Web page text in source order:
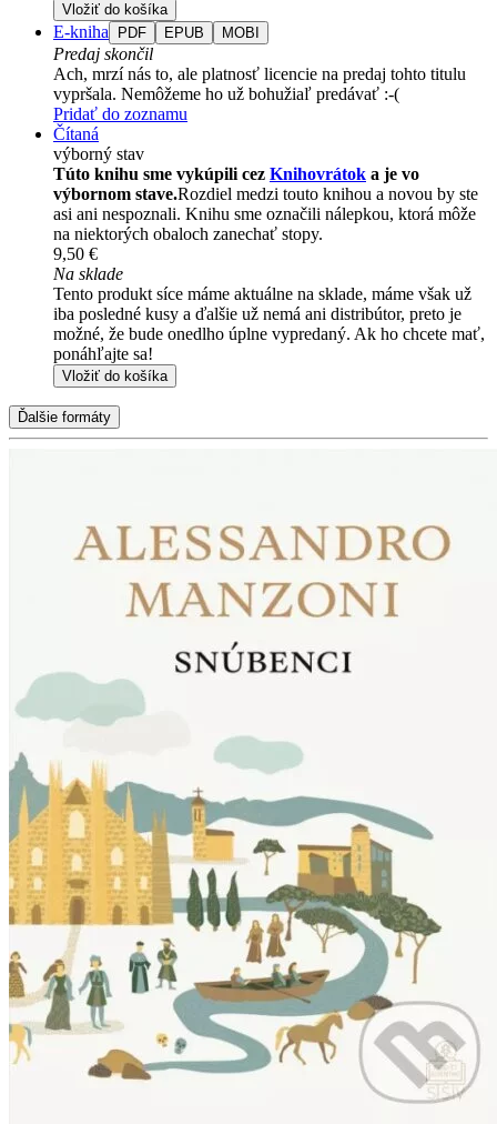
Vložiť do košíka
E-kniha PDF EPUB MOBI
Predaj skončil
Ach, mrzí nás to, ale platnosť licencie na predaj tohto titulu
vypršala. Nemôžeme ho už bohužiaľ predávať :-(
Pridať do zoznamu
Čítaná
výborný stav
Túto knihu sme vykúpili cez Knihovrátok a je vo
výbornom stave.Rozdiel medzi touto knihou a novou by ste
asi ani nespoznali. Knihu sme označili nálepkou, ktorá môže
na niektorých obaloch zanechať stopy.
9,50 €
Na sklade
Tento produkt síce máme aktuálne na sklade, máme však už
iba posledné kusy a ďalšie už nemá ani distribútor, preto je
možné, že bude onedlho úplne vypredaný. Ak ho chcete mať,
ponáhľajte sa!
Vložiť do košíka
Ďalšie formáty